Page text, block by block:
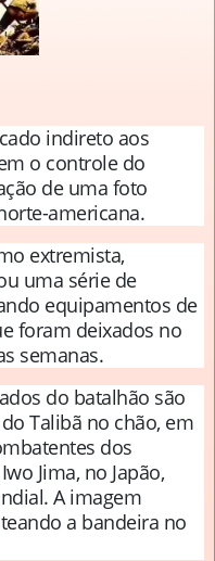
indireto aos
o controle do
de uma foto
americana.
extremista,
uma série de
equipamentos de
foram deixados no
semanas.
do batalhão são
Talibã no chão, em
dos
Jima, no Japão,
A imagem
a bandeira no